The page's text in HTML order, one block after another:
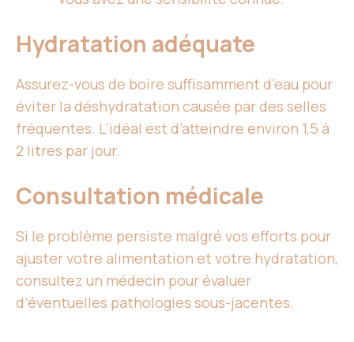
Hydratation adéquate
Assurez-vous de boire suffisamment d’eau pour
éviter la déshydratation causée par des selles
fréquentes. L’idéal est d’atteindre environ 1,5 à
2 litres par jour.
Consultation médicale
Si le problème persiste malgré vos efforts pour
ajuster votre alimentation et votre hydratation,
consultez un médecin pour évaluer
d’éventuelles pathologies sous-jacentes.